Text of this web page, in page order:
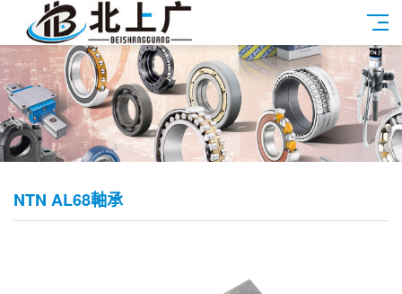
NTN AL68軸承